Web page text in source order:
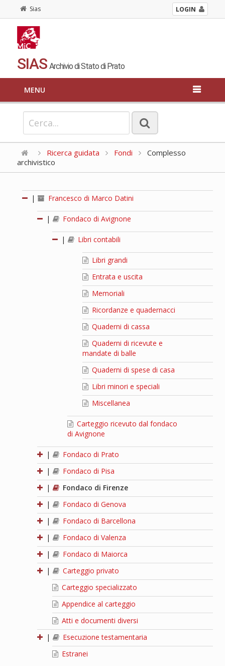
Sias LOGIN
SIAS Archivio di Stato di Prato
MENU
Ricerca guidata Fondi
Complesso
archivistico
| Francesco di Marco Datini
| Fondaco di Avignone
| Libri contabili
Libri grandi
Entrata e uscita
Memoriali
Ricordanze e quadernacci
Quaderni di cassa
Quaderni di ricevute e
mandate di balle
Quaderni di spese di casa
Libri minori e speciali
Miscellanea
Carteggio ricevuto dal fondaco
di Avignone
|
Fondaco di Prato
|
Fondaco di Pisa
|
Fondaco di Firenze
|
Fondaco di Genova
|
Fondaco di Barcellona
|
Fondaco di Valenza
|
Fondaco di Maiorca
|
Carteggio privato
Carteggio specializzato
Appendice al carteggio
Atti e documenti diversi
|
Esecuzione testamentaria
Estranei